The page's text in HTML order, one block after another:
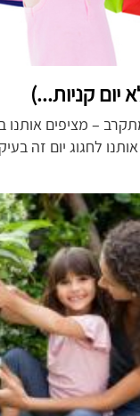
יום קניות...)
– מציפים אותנו
לחגוג יום זה